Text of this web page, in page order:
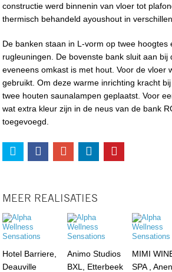
constructie werd binnenin van vloer tot
thermisch behandeld ayoushout in
De banken staan in L-vorm op twee hoogtes
rugleuningen. De bovenste bank sluit aan bij
eveneens omkast is met hout. Voor de vloer
gebruikt. Om deze warme inrichting kracht
twee houten saunalampen geplaatst. Voor
wat extra kleur zijn in de neus van de bank
toegevoegd.
MEER REALISATIES
Hotel Barriere,
Deauville
Animo Studios
BXL, Etterbeek
MIMI
SPA ,